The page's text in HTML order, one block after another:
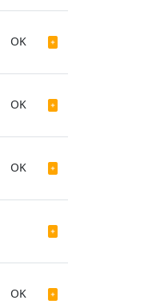
OK
OK
OK
OK